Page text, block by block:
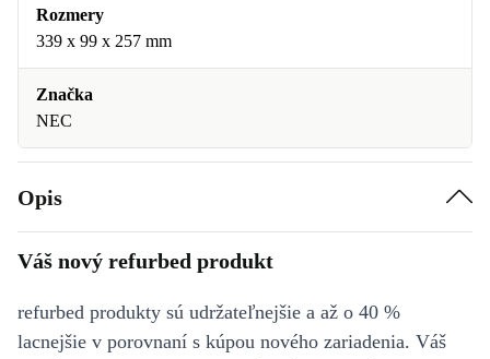
Rozmery
339 x 99 x 257 mm
Značka
NEC
Opis
Váš nový refurbed produkt
refurbed produkty sú udržateľnejšie a až o 40 %
lacnejšie v porovnaní s kúpou nového zariadenia. Váš